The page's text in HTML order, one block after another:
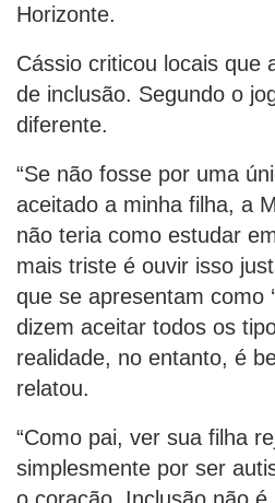
Horizonte.
Cássio criticou locais que
de inclusão. Segundo o
diferente.
“Se não fosse por uma
aceitado a minha filha, a
não teria como estudar
mais triste é ouvir isso
que se apresentam como
dizem aceitar todos os
realidade, no entanto, é
relatou.
“Como pai, ver sua filha
simplesmente por ser